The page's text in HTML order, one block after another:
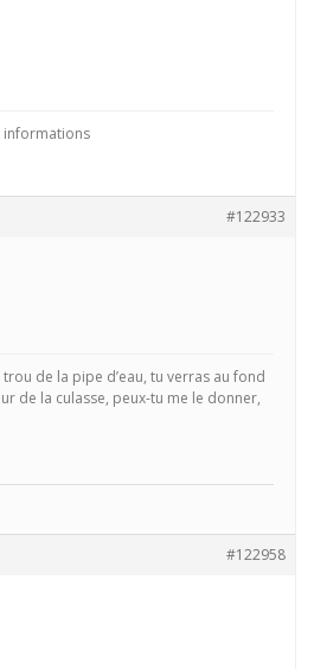
informations
#122933
de la pipe d’eau, tu verras au fond
de la culasse, peux-tu me le donner,
#122958